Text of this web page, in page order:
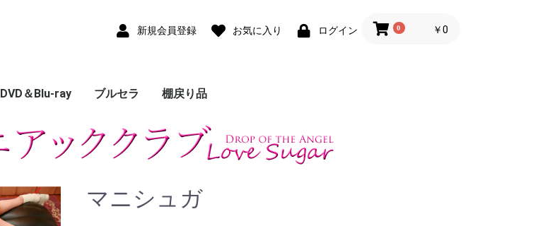
新規会員登録 お気に入り ログイン 0 ￥0
DVD＆Blu-ray
Sugar Lips 露莉漫
妄想エステ倶楽部
制服妄想図鑑
エロ地下メイド倶楽部
ぐり☆ぐら
くすぐりMAX
グラビア
ブルセラBar
赤い薔薇
いたずらClub
Private Reason
Baby Sugar くすぐりMAX
萌えキュート
Maniax Sugar Maniax High
マニコキ
マニチラ
マニシュガ
AI.DOLL School Girl
Aidol
Athlete
Cosplay
Lingerie
Fanfiction
Lolicole
期間限定復刻版 Secret Lovers
純正ぷちClub
復刻版BOX
ブルセラ
現物衣装付きDVD
下着
DOLL
福袋
制服
棚戻り品
マニシュガ